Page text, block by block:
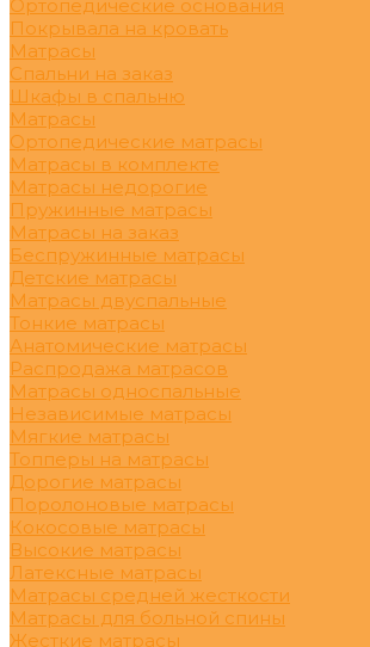
Ортопедические основания
Покрывала на кровать
Матрасы
Спальни на заказ
Шкафы в спальню
Матрасы
Ортопедические матрасы
Матрасы в комплекте
Матрасы недорогие
Пружинные матрасы
Матрасы на заказ
Беспружинные матрасы
Детские матрасы
Матрасы двуспальные
Тонкие матрасы
Анатомические матрасы
Распродажа матрасов
Матрасы односпальные
Независимые матрасы
Мягкие матрасы
Топперы на матрасы
Дорогие матрасы
Поролоновые матрасы
Кокосовые матрасы
Высокие матрасы
Латексные матрасы
Матрасы средней жесткости
Матрасы для больной спины
Жесткие матрасы